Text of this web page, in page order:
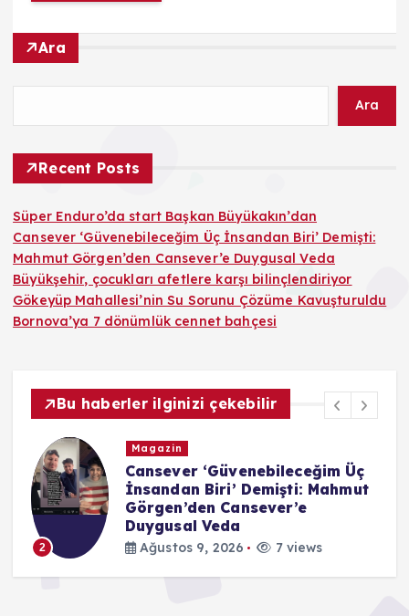
Ara
Ara
Recent Posts
Süper Enduro’da start Başkan Büyükakın’dan
Cansever ‘Güvenebileceğim Üç İnsandan Biri’ Demişti:
Mahmut Görgen’den Cansever’e Duygusal Veda
Büyükşehir, çocukları afetlere karşı bilinçlendiriyor
Gökeyüp Mahallesi’nin Su Sorunu Çözüme Kavuşturuldu
Bornova’ya 7 dönümlük cennet bahçesi
Bu haberler ilginizi çekebilir
2
Magazin
Cansever ‘Güvenebileceğim Üç
İnsandan Biri’ Demişti: Mahmut
Görgen’den Cansever’e
Duygusal Veda
Ağustos 9, 2026 7 views